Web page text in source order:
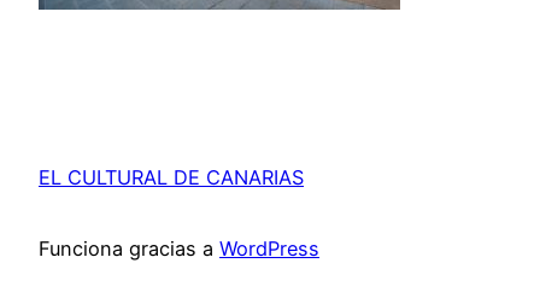
EL CULTURAL DE CANARIAS
Funciona gracias a WordPress